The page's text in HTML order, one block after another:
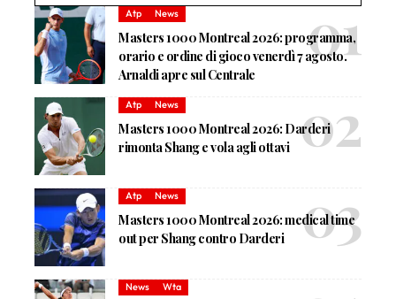
Atp News
Masters 1000 Montreal 2026: programma,
orario e ordine di gioco venerdì 7 agosto.
Arnaldi apre sul Centrale
Atp News
Masters 1000 Montreal 2026: Darderi
rimonta Shang e vola agli ottavi
Atp News
Masters 1000 Montreal 2026: medical time
out per Shang contro Darderi
News Wta